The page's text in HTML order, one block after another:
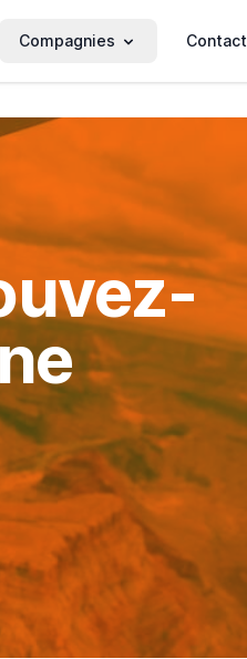
Compagnies Contact